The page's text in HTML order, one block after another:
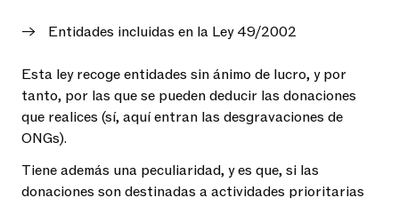
Entidades incluidas en la Ley 49/2002
Esta ley recoge entidades sin ánimo de lucro, y por
tanto, por las que se pueden deducir las donaciones
que realices (sí, aquí entran las desgravaciones de
ONGs).
Tiene además una peculiaridad, y es que, si las
donaciones son destinadas a actividades prioritarias